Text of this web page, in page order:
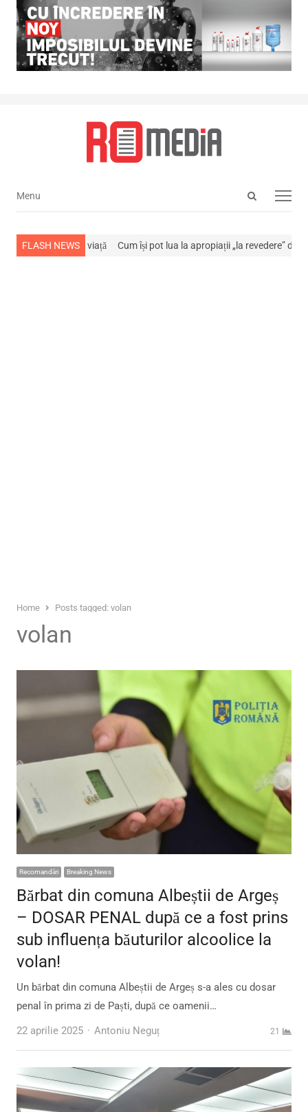
Open
Menu
Menu
FLASH NEWS
a stins din viață Cum își pot lua la apropiații „la revedere” de la…
Home Posts tagged: volan
volan
Recomandări Breaking News
Bărbat din comuna Albeștii de Argeș
– DOSAR PENAL după ce a fost prins
sub influența băuturilor alcoolice la
volan!
Un bărbat din comuna Albeștii de Argeș s-a ales cu dosar
penal în prima zi de Paști, după ce oamenii…
22 aprilie 2025
Author
Antoniu Neguț 21